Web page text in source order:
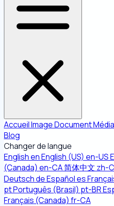
AccueilImageDocumentMédia
Blog
Changer de langue
EnglishenEnglish (US) en-US
(Canada) en-CA简体中文 zh-
DeutschdeEspañoles
ptPortuguês (Brasil) pt-BR
Français (Canada) fr-CA